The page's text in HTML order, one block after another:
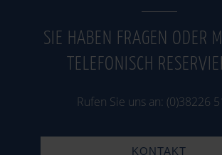
SIE HABEN FRAGEN ODER
TELEFONISCH
Rufen Sie uns an: (0)38226
KONTAKT